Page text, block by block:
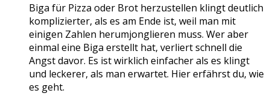
Biga für Pizza oder Brot herzustellen klingt deutlich
komplizierter, als es am Ende ist, weil man mit
einigen Zahlen herumjonglieren muss. Wer aber
einmal eine Biga erstellt hat, verliert schnell die
Angst davor. Es ist wirklich einfacher als es klingt
und leckerer, als man erwartet. Hier erfährst du, wie
es geht.